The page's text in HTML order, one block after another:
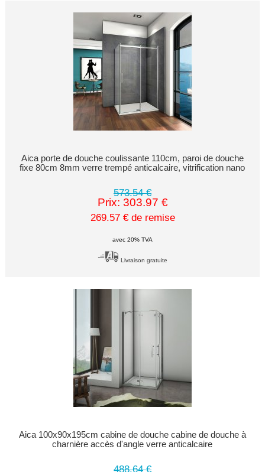
Aica porte de douche coulissante 110cm, paroi de douche
fixe 80cm 8mm verre trempé anticalcaire, vitrification nano
573.54 €
Prix: 303.97 €
269.57 € de remise
avec 20% TVA
Livraison gratuite
Aica 100x90x195cm cabine de douche cabine de douche à
charnière accès d'angle verre anticalcaire
488.64 €